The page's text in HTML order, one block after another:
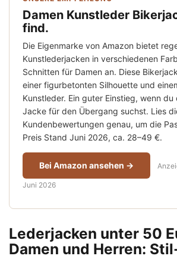
Damen Kunstleder
find.
Die Eigenmarke von Amazon bietet
Kunstlederjacken in verschiedenen
Schnitten für Damen an. Diese
einer figurbetonten Silhouette und
Kunstleder. Ein guter Einstieg, wenn du
Jacke für den Übergang suchst. Lies
Kundenbewertungen genau, um die
Preis Stand Juni 2026, ca. 28–49 €.
Bei Amazon ansehen →
Juni 2026
Lederjacken unter 50
Damen und Herren: